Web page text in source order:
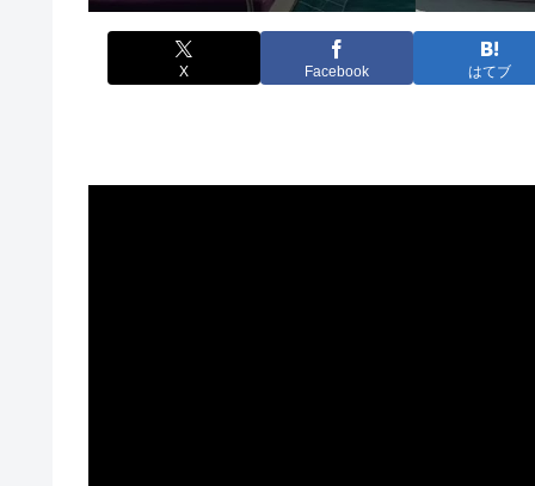
X Facebook はてブ